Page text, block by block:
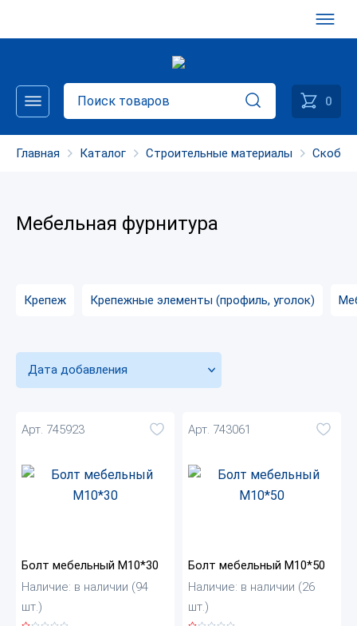
0
Главная Каталог Строительные материалы
Мебельная фурнитура
Крепеж Крепежные элементы (профиль, уголок)
Дата добавления
Арт. 745923
Болт мебельный М10*30
Наличие: в наличии (94
шт.)
Арт. 743061
Болт мебельный М10*50
Наличие: в наличии (26
шт.)